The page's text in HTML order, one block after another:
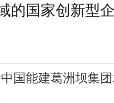
的国家创新型
中国能建葛洲坝集